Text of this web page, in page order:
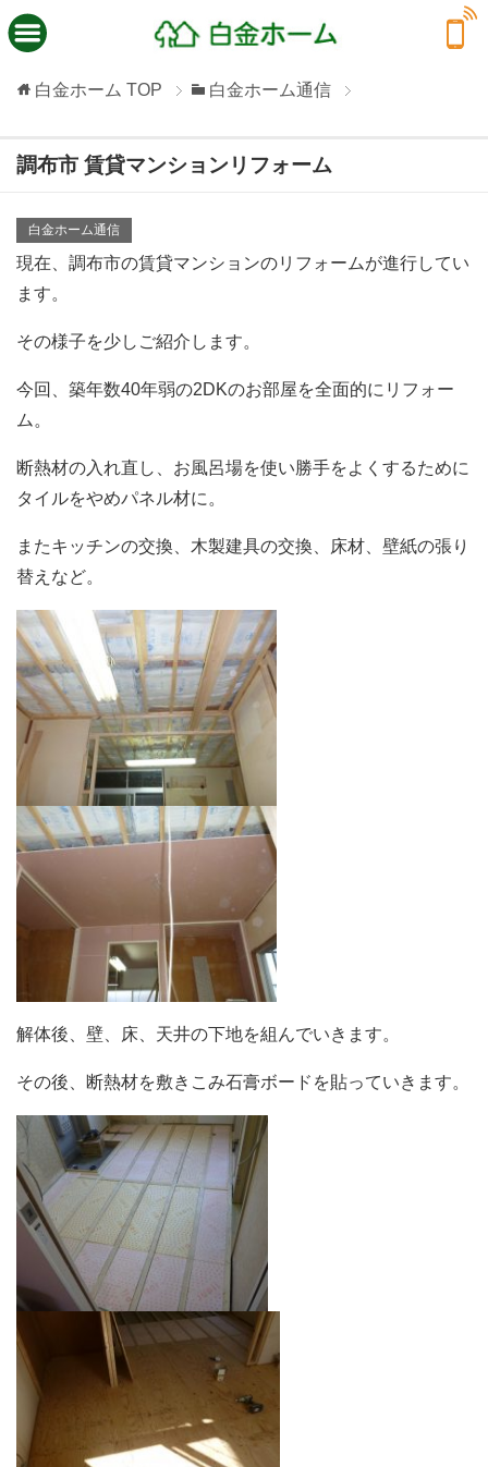
白金ホーム TOP 白金ホーム通信
調布市 賃貸マンションリフォーム
白金ホーム通信
現在、調布市の賃貸マンションのリフォームが進行してい
ます。
その様子を少しご紹介します。
今回、築年数40年弱の2DKのお部屋を全面的にリフォー
ム。
断熱材の入れ直し、お風呂場を使い勝手をよくするために
タイルをやめパネル材に。
またキッチンの交換、木製建具の交換、床材、壁紙の張り
替えなど。
解体後、 壁、床、天井の下地を組んでいきます。
その後、断熱材を敷きこみ石膏ボードを貼っていきます。